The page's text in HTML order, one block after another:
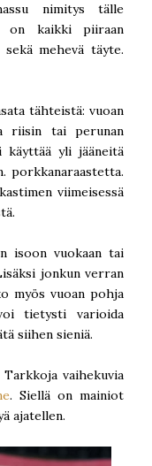
nimitys tälle
on kaikki piiraan
mehevä täyte.
tähteistä: vuoan
riisin tai perunan
käyttää yli jääneitä
porkkanaraastetta.
viimeisessä
isoon vuokaan tai
jonkun verran
myös vuoan pohja
tietysti varioida
siihen sieniä.
Tarkkoja vaihekuvia
. Siellä on mainiot
ajatellen.